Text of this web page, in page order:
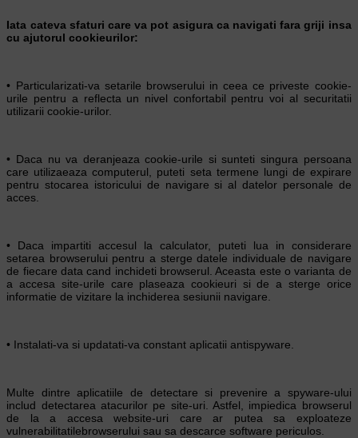
Iata cateva sfaturi care va pot asigura ca navigati fara griji insa
cu ajutorul cookieurilor:
• Particularizati-va setarile browserului in ceea ce priveste cookie-
urile pentru a reflecta un nivel confortabil pentru voi al securitatii
utilizarii cookie-urilor.
• Daca nu va deranjeaza cookie-urile si sunteti singura persoana
care utilizaeaza computerul, puteti seta termene lungi de expirare
pentru stocarea istoricului de navigare si al datelor personale de
acces.
• Daca impartiti accesul la calculator, puteti lua in considerare
setarea browserului pentru a sterge datele individuale de navigare
de fiecare data cand inchideti browserul. Aceasta este o varianta de
a accesa site-urile care plaseaza cookieuri si de a sterge orice
informatie de vizitare la inchiderea sesiunii navigare.
• Instalati-va si updatati-va constant aplicatii antispyware.
Multe dintre aplicatiile de detectare si prevenire a spyware-ului
includ detectarea atacurilor pe site-uri. Astfel, impiedica browserul
de la a accesa website-uri care ar putea sa exploateze
vulnerabilitatilebrowserului sau sa descarce software periculos.